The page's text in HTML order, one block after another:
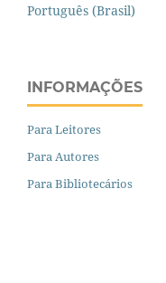
Português (Brasil)
INFORMAÇÕES
Para Leitores
Para Autores
Para Bibliotecários